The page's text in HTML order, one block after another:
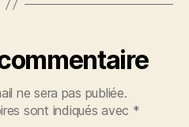
ne sera pas publiée.
sont indiqués avec *